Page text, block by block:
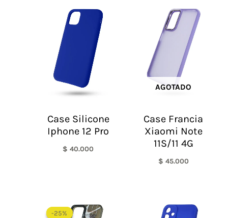
Case Silicone
Iphone 12 Pro
$ 40.000
AGOTADO
Case Francia
Xiaomi Note
11S/11 4G
$ 45.000
-25%
-25%
precio